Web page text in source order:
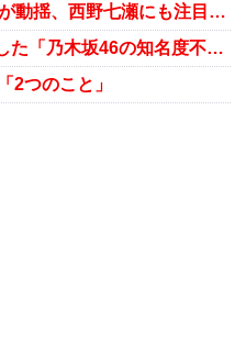
バナナマン・設楽「嫌われMC1位」に乃木坂46ファンが動揺、西野七瀬にも注目が…
山下美月の卒業で浮き彫りに…後輩メンバーもネタにした「乃木坂46の知名度不足」
2つのこと」